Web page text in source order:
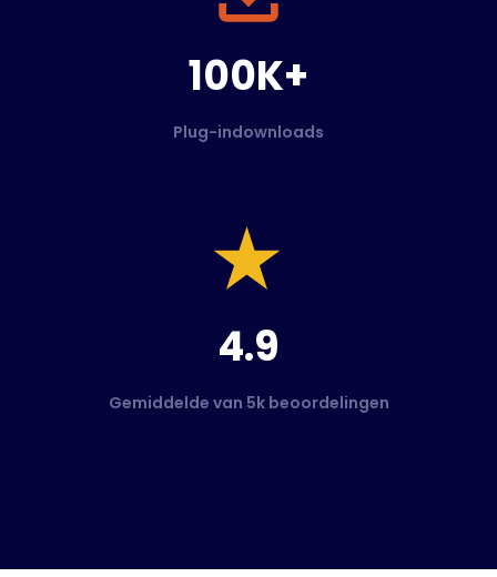
100K+
Plug-indownloads
4.9
Gemiddelde van 5k beoordelingen